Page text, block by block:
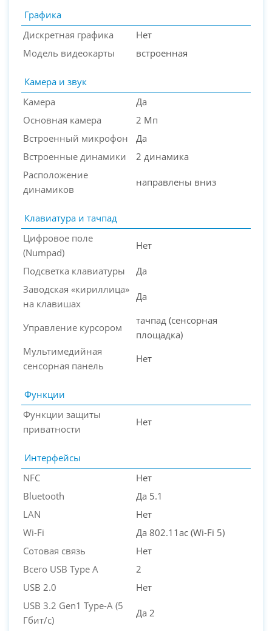
Графика
Дискретная графика
Нет
Модель видеокарты
встроенная
Камера и звук
Камера
Да
Основная камера
2 Мп
Встроенный микрофон
Да
Встроенные динамики
2 динамика
Расположение
динамиков
направлены вниз
Клавиатура и тачпад
Цифровое поле
(Numpad)
Нет
Подсветка клавиатуры
Да
Заводская «кириллица»
на клавишах
Да
Управление курсором
тачпад (сенсорная
площадка)
Мультимедийная
сенсорная панель
Нет
Функции
Функции защиты
приватности
Нет
Интерфейсы
NFC
Нет
Bluetooth
Да 5.1
LAN
Нет
Wi-Fi
Да 802.11ac (Wi-Fi 5)
Сотовая связь
Нет
Всего USB Type A
2
USB 2.0
Нет
USB 3.2 Gen1 Type-A (5
Гбит/с)
Да 2